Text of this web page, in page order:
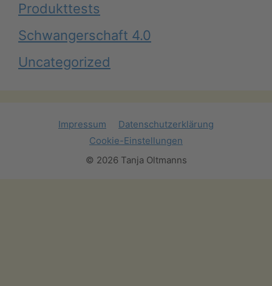
Produkttests
Schwangerschaft 4.0
Uncategorized
Impressum
Datenschutzerklärung
Cookie-Einstellungen
© 2026 Tanja Oltmanns